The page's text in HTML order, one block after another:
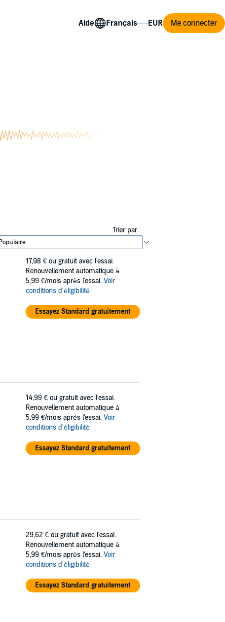
Aide Me connecter
Trier par
17,98 € ou gratuit avec l'essai.
Renouvellement automatique à
5,99 €/mois après l'essai. Voir
conditions d'éligibilité
Essayez Standard gratuitement
14,99 € ou gratuit avec l'essai.
Renouvellement automatique à
5,99 €/mois après l'essai. Voir
conditions d'éligibilité
Essayez Standard gratuitement
29,62 € ou gratuit avec l'essai.
Renouvellement automatique à
5,99 €/mois après l'essai. Voir
conditions d'éligibilité
Essayez Standard gratuitement